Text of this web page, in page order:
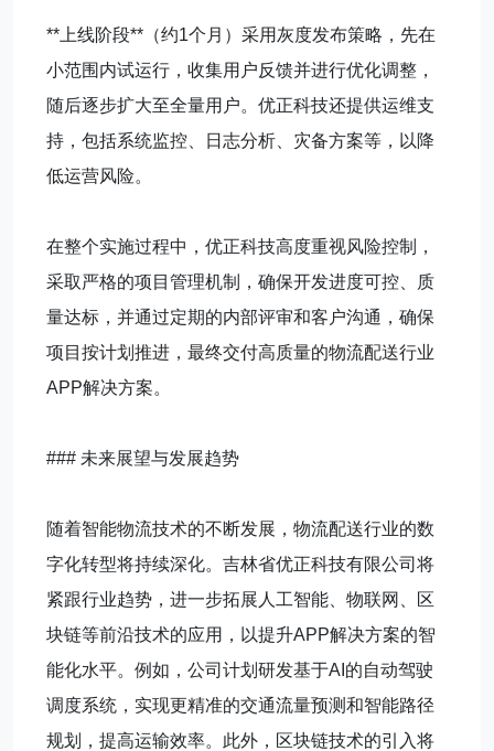
**上线阶段**（约1个月）采用灰度发布策略，先在
小范围内试运行，收集用户反馈并进行优化调整，
随后逐步扩大至全量用户。优正科技还提供运维支
持，包括系统监控、日志分析、灾备方案等，以降
低运营风险。
在整个实施过程中，优正科技高度重视风险控制，
采取严格的项目管理机制，确保开发进度可控、质
量达标，并通过定期的内部评审和客户沟通，确保
项目按计划推进，最终交付高质量的物流配送行业
APP解决方案。
### 未来展望与发展趋势
随着智能物流技术的不断发展，物流配送行业的数
字化转型将持续深化。吉林省优正科技有限公司将
紧跟行业趋势，进一步拓展人工智能、物联网、区
块链等前沿技术的应用，以提升APP解决方案的智
能化水平。例如，公司计划研发基于AI的自动驾驶
调度系统，实现更精准的交通流量预测和智能路径
规划，提高运输效率。此外，区块链技术的引入将